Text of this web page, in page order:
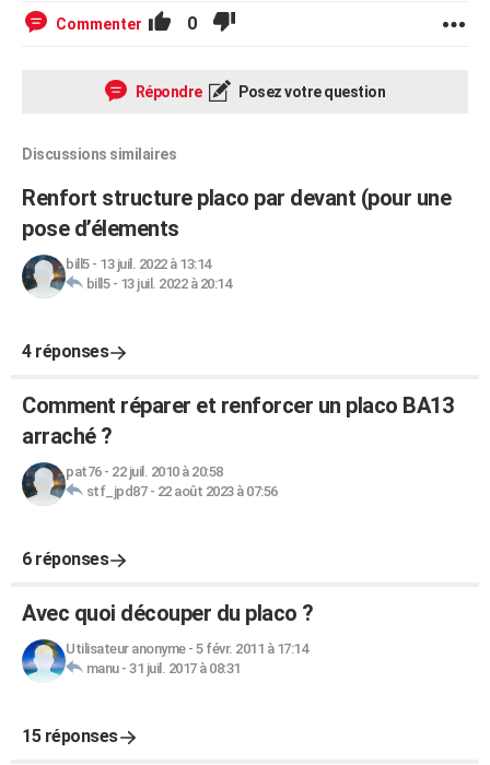
Commenter 0
Répondre Posez votre question
Discussions similaires
Renfort structure placo par devant (pour une
pose d’élements
bill5- 13 juil. 2022 à 13:14
bill5- 13 juil. 2022 à 20:14
4 réponses
Comment réparer et renforcer un placo BA13
arraché ?
pat76- 22 juil. 2010 à 20:58
stf_jpd87- 22 août 2023 à 07:56
6 réponses
Avec quoi découper du placo ?
Utilisateur anonyme- 5 févr. 2011 à 17:14
manu- 31 juil. 2017 à 08:31
15 réponses